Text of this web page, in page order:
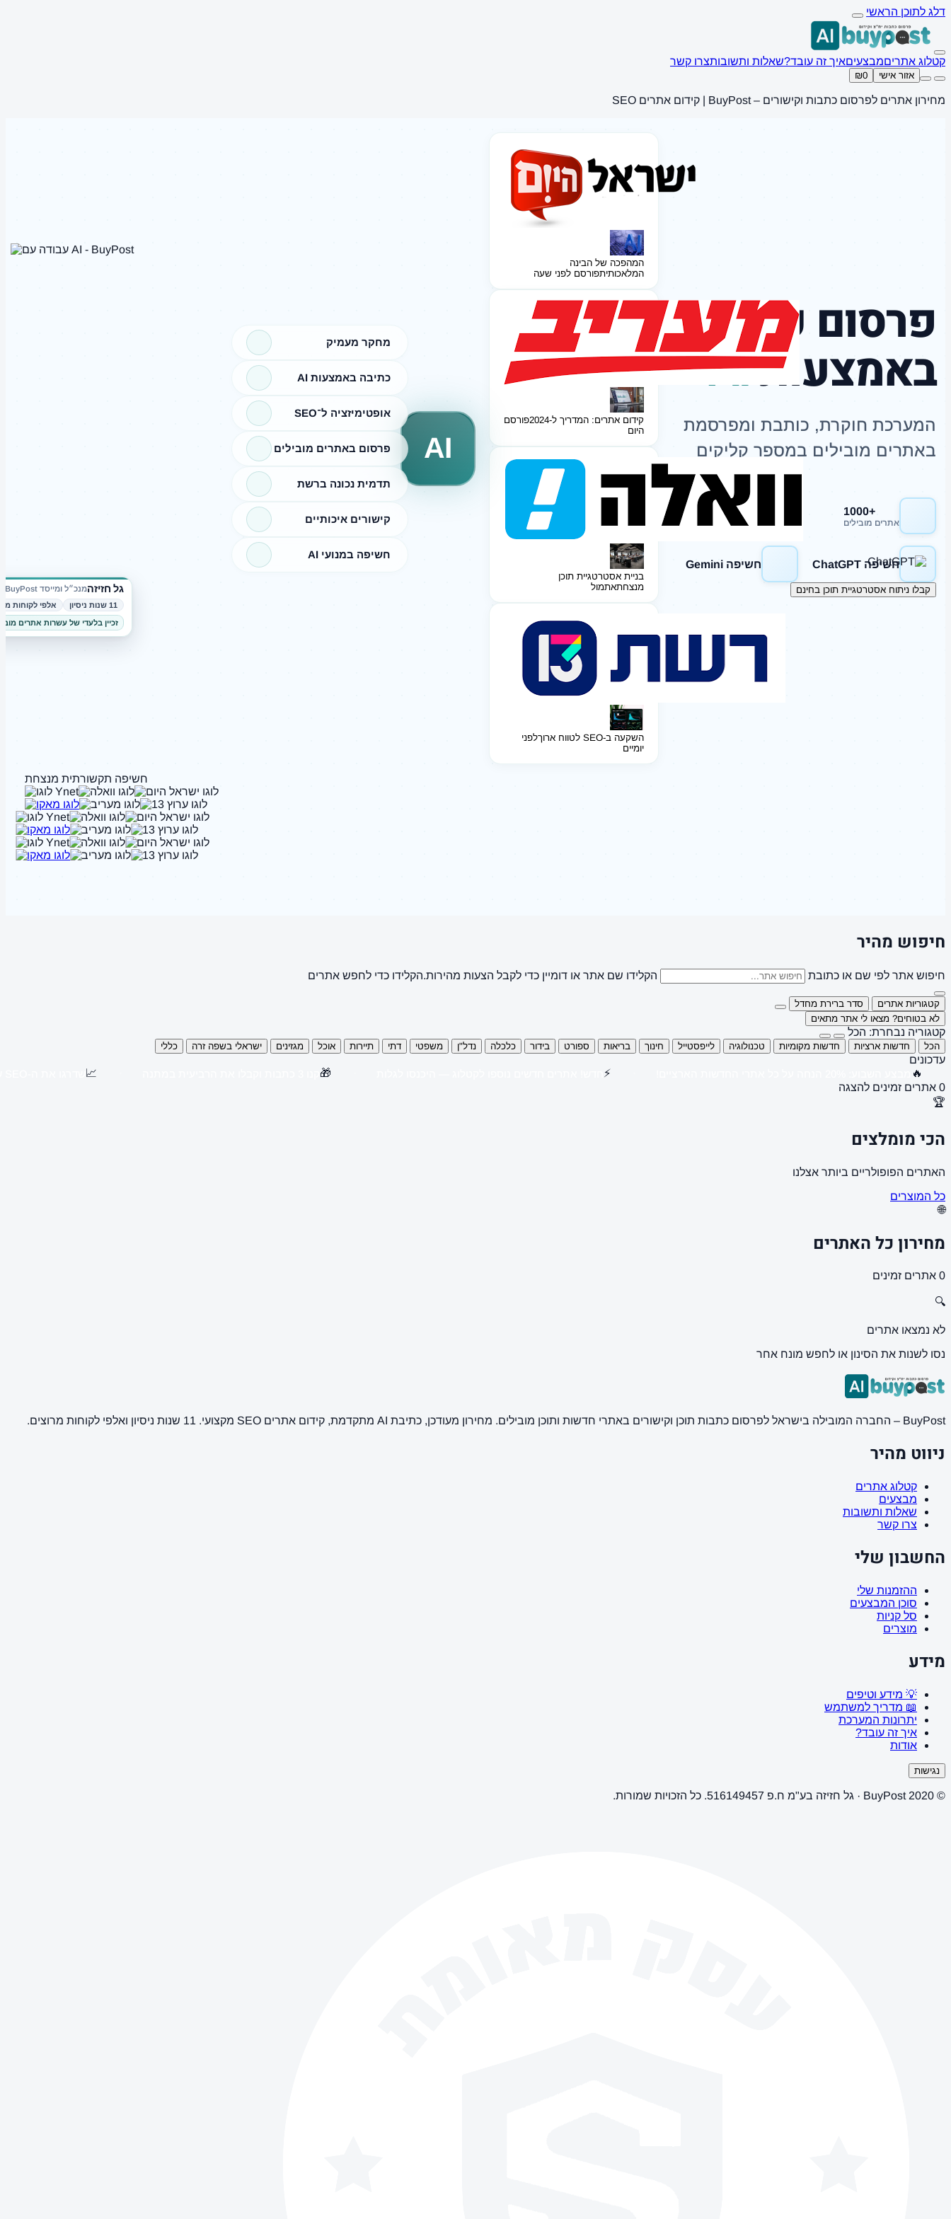
דלג לתוכן הראשי
קטלוג אתריםמבצעיםאיך זה עובד?שאלות ותשובותצרו קשר
אזור אישי ₪0
מחירון אתרים לפרסום כתבות וקישורים – BuyPost | קידום אתרים SEO
גל חזיזהמנכ״ל ומייסד BuyPost
11 שנות ניסיון
אלפי לקוחות
זכיין בלעדי של עשרות אתרים
מחקר מעמיק
כתיבה באמצעות AI
אופטימיזציה ל־SEO
פרסום באתרים מובילים
תדמית נכונה ברשת
קישורים איכותיים
חשיפה במנועי AI
AI
המהפכה של הבינה
המלאכותיתפורסם לפני שעה
קידום אתרים: המדריך ל-2024
פורסם
היום
בניית אסטרטגיית תוכן
מנצחתאתמול
השקעה ב-SEO לטווח ארוך
לפני
יומיים
פרסום כתבות
באמצעותAI
המערכת חוקרת, כותבת ומפרסמת
באתרים מובילים במספר קליקים
+1000
אתרים מובילים
חשיפה Google
חשיפה ChatGPT חשיפה Gemini
קבלו ניתוח אסטרטגיית תוכן בחינם
חשיפה תקשורתית מנצחת
חיפוש מהיר
חיפוש אתר לפי שם או כתובת הקלידו שם אתר או דומיין כדי לקבל הצעות מהירות.הקלידו כדי לחפש אתרים
קטגוריות אתרים
סדר ברירת מחדל
לא בטוחים? מצאו לי אתר מתאים
קטגוריה נבחרת: הכל
הכל חדשות ארציות חדשות מקומיות טכנולוגיה לייפסטייל חינוך בריאות ספורט בידור כלכלה נדל"ן משפטי דתי תיירות אוכל מגזינים ישראלי בשפה זרה כללי
עדכונים
🔥
⚡
🎁
📈
0 אתרים זמינים להצגה
🏆
הכי מומלצים
האתרים הפופולריים ביותר אצלנו
כל המוצרים
🌐
מחירון כל האתרים
0 אתרים זמינים
🔍
לא נמצאו אתרים
נסו לשנות את הסינון או לחפש מונח אחר
BuyPost – החברה המובילה בישראל לפרסום כתבות תוכן וקישורים באתרי חדשות ותוכן מובילים. מחירון מעודכן, כתיבת AI מתקדמת, קידום אתרים SEO מקצועי. 11 שנות ניסיון ואלפי לקוחות מרוצים.
ניווט מהיר
קטלוג אתרים
מבצעים
שאלות ותשובות
צרו קשר
החשבון שלי
ההזמנות שלי
סוכן המבצעים
סל קניות
מוצרים
מידע
💡 מידע וטיפים
📖 מדריך למשתמש
יתרונות המערכת
איך זה עובד?
אודות
נגישות
© 2020 BuyPost · גל חזיזה בע"מ ח.פ 516149457. כל הזכויות שמורות.